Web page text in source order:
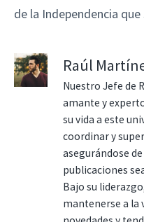
de la Independencia
Raúl
Nuestro Jefe de
amante y
su vida a este
coordinar y
asegurándose
publicaciones
Bajo su
mantenerse a la